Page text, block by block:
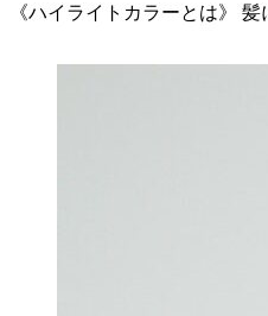
《ハイライトカラーとは》